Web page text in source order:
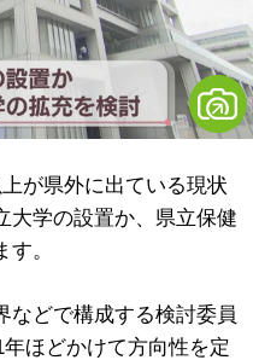
が県外に出ている現状
大学の設置か、県立保健
。
どで構成する検討委員
ほどかけて方向性を定